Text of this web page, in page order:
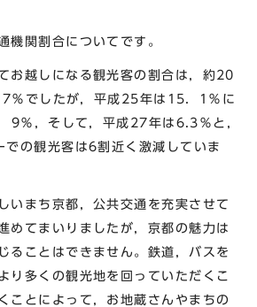
関割合についてです。
お越しになる観光客の割合は，約20
％でしたが，平成25年は15．1％に
9％，そして，平成27年は6.3％と，
での観光客は6割近く激減していま
いまち京都，公共交通を充実させて
めてまいりましたが，京都の魅力は
ることはできません。鉄道，バスを
り多くの観光地を回っていただくこ
ことによって，お地蔵さんやまちの